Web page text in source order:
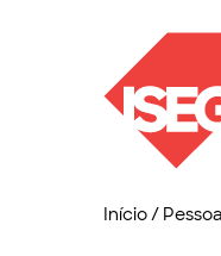
Início/